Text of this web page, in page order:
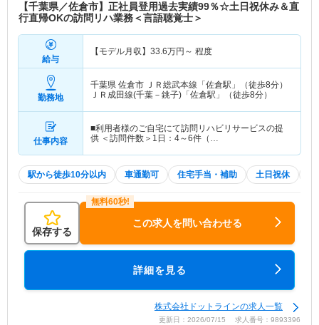
【千葉県／佐倉市】正社員登用過去実績99％☆土日祝休み＆直
行直帰OKの訪問リハ業務＜言語聴覚士＞
給与
【モデル月収】 33.6万円～ 程度
勤務地
千葉県 佐倉市 ＪＲ総武本線「佐倉駅」（徒歩8分）
ＪＲ成田線(千葉－銚子)「佐倉駅」（徒歩8分）
仕事内容
■利用者様のご自宅にて訪問リハビリサービスの提
供 ＜訪問件数＞1日：4～6件（…
駅から徒歩10分以内 車通勤可 住宅手当・補助 土日祝休
保存する
この求人を問い合わせる
詳細を見る
株式会社ドットラインの求人一覧
更新日：2026/07/15 求人番号：9893396